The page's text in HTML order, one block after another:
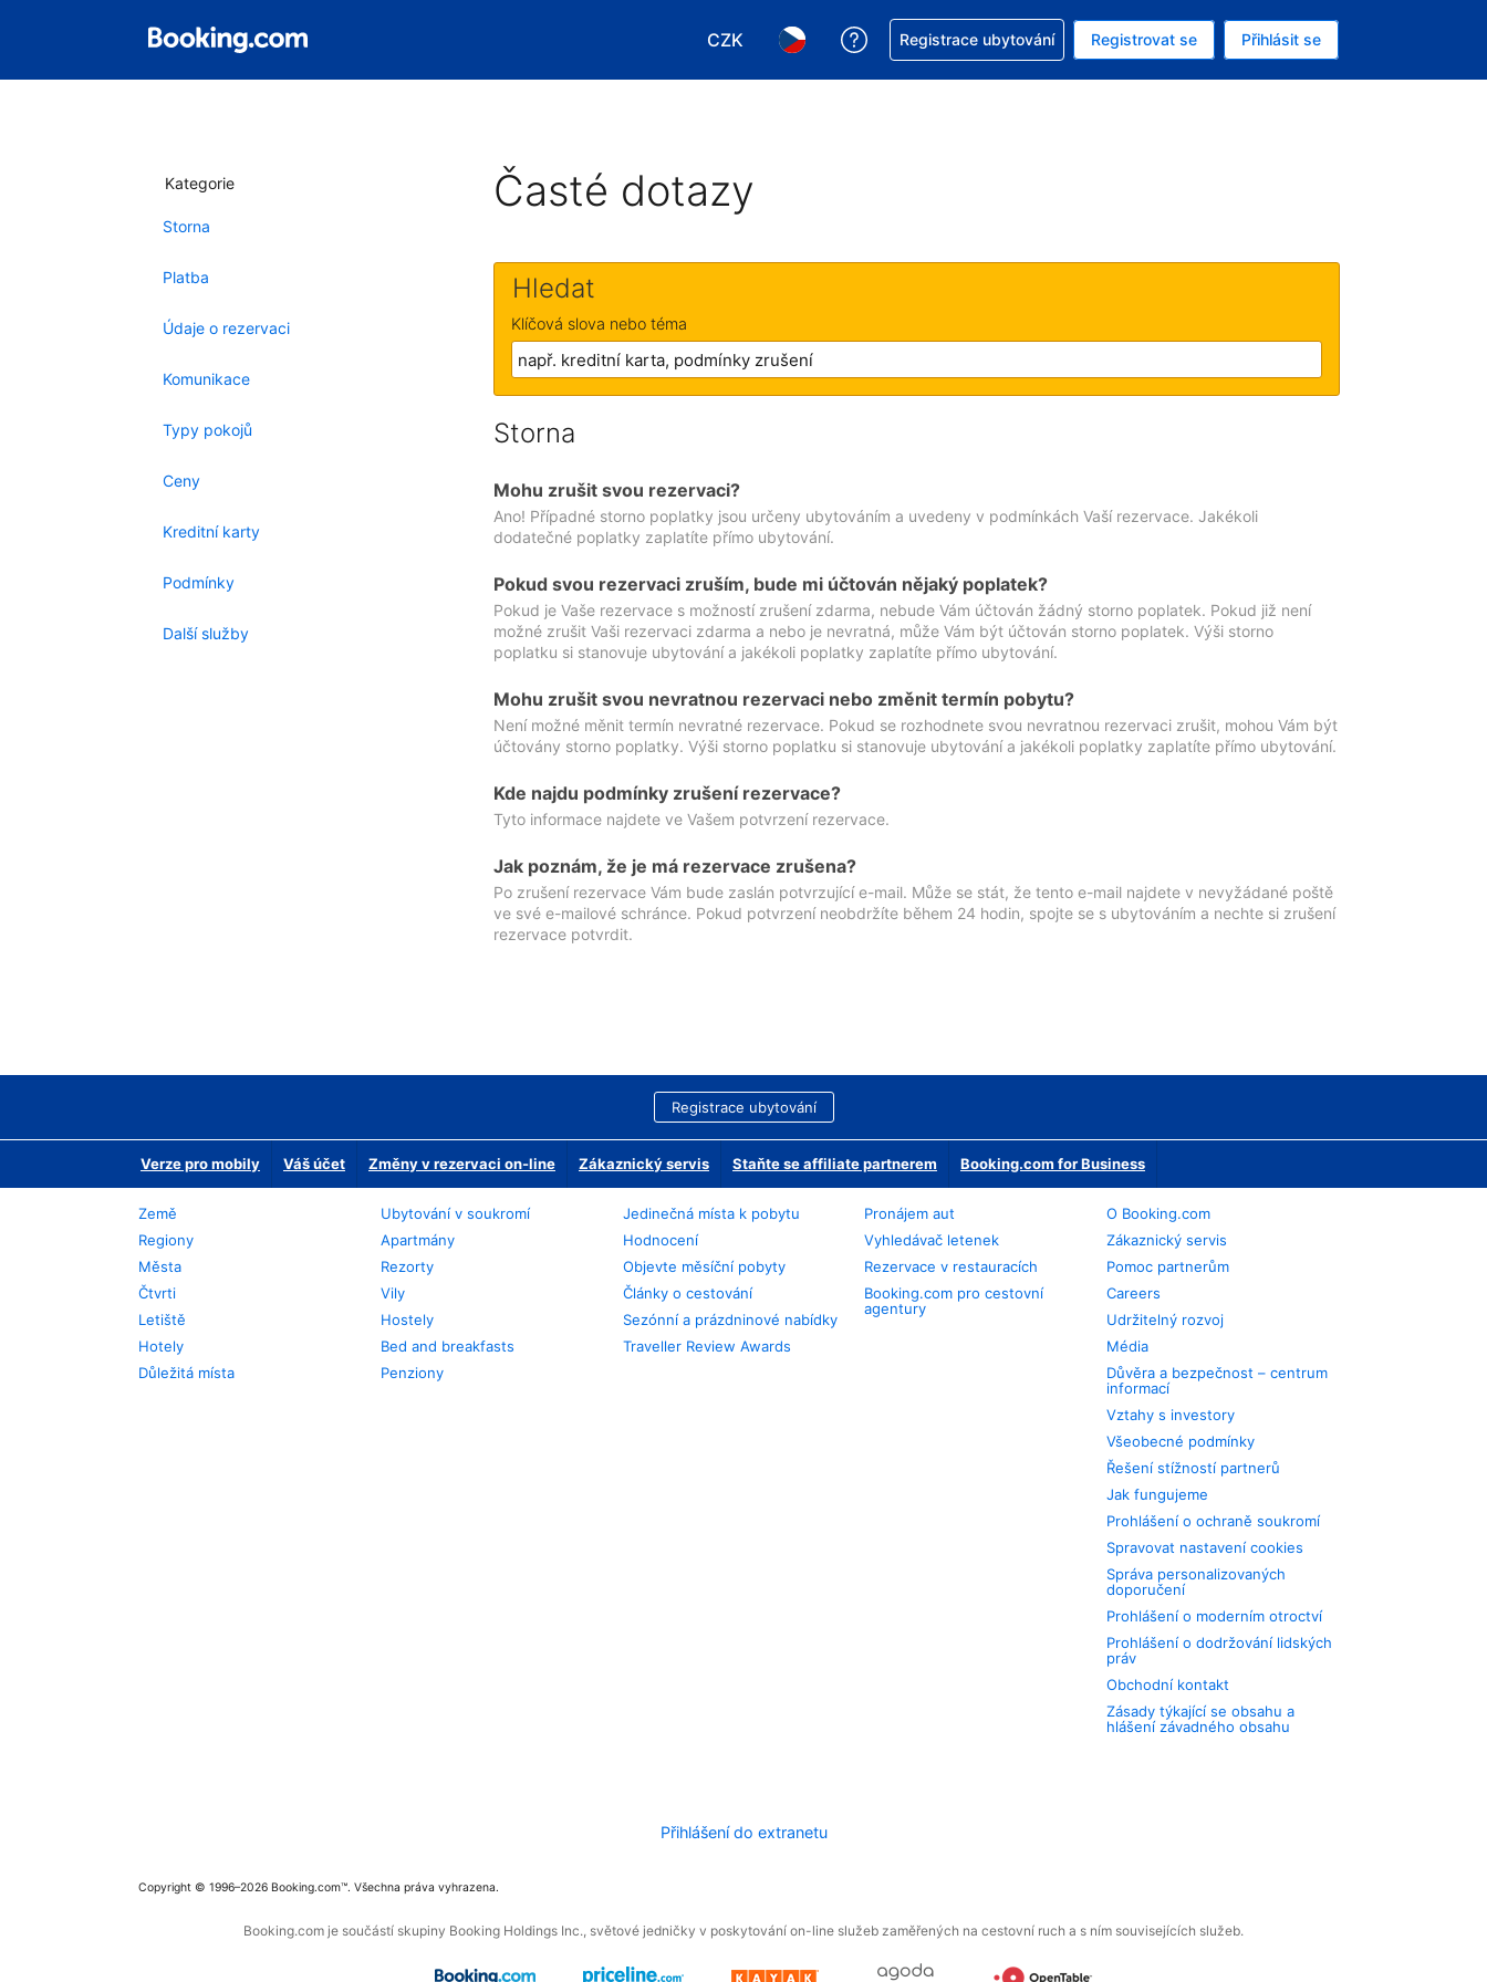
CZK
Vyberte si měnu. Aktuálně zvolená měna: Česká koruna
Vyberte si jazyk. Aktuálně zvolený jazyk: V češtině
Asistence s rezervací
Registrace ubytování Registrovat se Přihlásit se
Kategorie
Storna
Platba
Údaje o rezervaci
Komunikace
Typy pokojů
Ceny
Kreditní karty
Podmínky
Další služby
Časté dotazy
Hledat
Klíčová slova nebo téma
Storna
Mohu zrušit svou rezervaci?
Ano! Případné storno poplatky jsou určeny ubytováním a uvedeny v podmínkách Vaší rezervace. Jakékoli
dodatečné poplatky zaplatíte přímo ubytování.
Pokud svou rezervaci zruším, bude mi účtován nějaký poplatek?
Pokud je Vaše rezervace s možností zrušení zdarma, nebude Vám účtován žádný storno poplatek. Pokud již není
možné zrušit Vaši rezervaci zdarma a nebo je nevratná, může Vám být účtován storno poplatek. Výši storno
poplatku si stanovuje ubytování a jakékoli poplatky zaplatíte přímo ubytování.
Mohu zrušit svou nevratnou rezervaci nebo změnit termín pobytu?
Není možné měnit termín nevratné rezervace. Pokud se rozhodnete svou nevratnou rezervaci zrušit, mohou Vám být
účtovány storno poplatky. Výši storno poplatku si stanovuje ubytování a jakékoli poplatky zaplatíte přímo ubytování.
Kde najdu podmínky zrušení rezervace?
Tyto informace najdete ve Vašem potvrzení rezervace.
Jak poznám, že je má rezervace zrušena?
Po zrušení rezervace Vám bude zaslán potvrzující e-mail. Může se stát, že tento e-mail najdete v nevyžádané poště
ve své e-mailové schránce. Pokud potvrzení neobdržíte během 24 hodin, spojte se s ubytováním a nechte si zrušení
rezervace potvrdit.
Registrace ubytování
Verze pro mobily Váš účet Změny v rezervaci on-line Zákaznický servis Staňte se affiliate partnerem Booking.com for Business
Země
Regiony
Města
Čtvrti
Letiště
Hotely
Důležitá místa
Ubytování v soukromí
Apartmány
Rezorty
Vily
Hostely
Bed and breakfasts
Penziony
Jedinečná místa k pobytu
Hodnocení
Objevte měsíční pobyty
Články o cestování
Sezónní a prázdninové nabídky
Traveller Review Awards
Pronájem aut
Vyhledávač letenek
Rezervace v restauracích
Booking.com pro cestovní
agentury
O Booking.com
Zákaznický servis
Pomoc partnerům
Careers
Udržitelný rozvoj
Média
Důvěra a bezpečnost – centrum
informací
Vztahy s investory
Všeobecné podmínky
Řešení stížností partnerů
Jak fungujeme
Prohlášení o ochraně soukromí
Spravovat nastavení cookies
Správa personalizovaných
doporučení
Prohlášení o moderním otroctví
Prohlášení o dodržování lidských
práv
Obchodní kontakt
Zásady týkající se obsahu a
hlášení závadného obsahu
Přihlášení do extranetu
Copyright © 1996–2026 Booking.com™. Všechna práva vyhrazena.
Booking.com je součástí skupiny Booking Holdings Inc., světové jedničky v poskytování on-line služeb zaměřených na cestovní ruch a s ním souvisejících služeb.